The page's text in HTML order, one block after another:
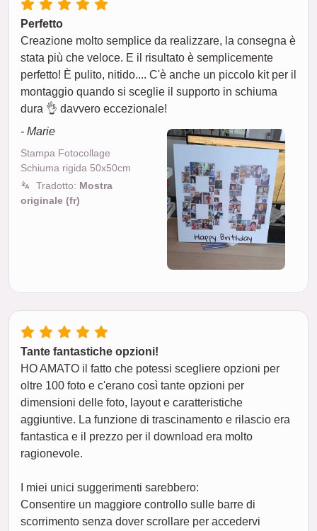
Perfetto
Creazione molto semplice da realizzare, la consegna è
stata più che veloce. E il risultato è semplicemente
perfetto! È pulito, nitido.... C'è anche un piccolo kit per il
montaggio quando si sceglie il supporto in schiuma
dura 👌 davvero eccezionale!
- Marie
Stampa Fotocollage
Schiuma rigida 50x50cm
Tradotto: Mostra
originale (fr)
Tante fantastiche opzioni!
HO AMATO il fatto che potessi scegliere opzioni per
oltre 100 foto e c'erano così tante opzioni per
dimensioni delle foto, layout e caratteristiche
aggiuntive. La funzione di trascinamento e rilascio era
fantastica e il prezzo per il download era molto
ragionevole.
I miei unici suggerimenti sarebbero:
Consentire un maggiore controllo sulle barre di
scorrimento senza dover scrollare per accedervi